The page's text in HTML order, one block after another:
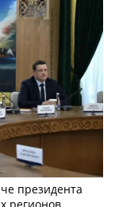
президента